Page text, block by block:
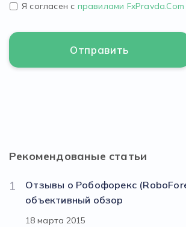
Я согласен с правилами FxPravda.Com
Рекомендованые статьи
1
Отзывы о Робофорекс
объективный обзор
18 марта 2015